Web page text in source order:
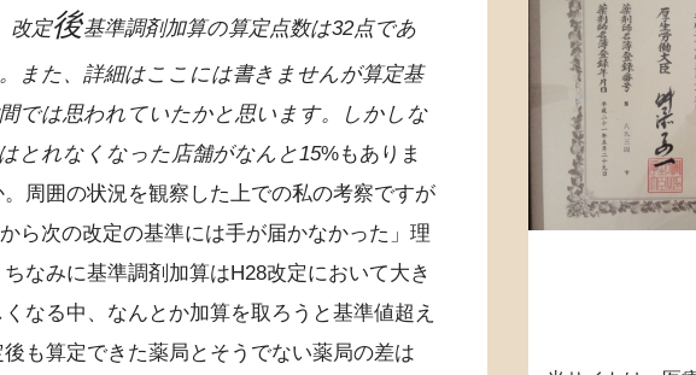
改定後基準調剤加算の算定点数は32点であ
また、詳細はここには書きませんが算定基
では思われていたかと思います。しかしな
とれなくなった店舗がなんと15%もありま
周囲の状況を観察した上での私の考察ですが
ら次の改定の基準には手が届かなかった」理
なみに基準調剤加算はH28改定において大き
なる中、なんとか加算を取ろうと基準値超え
も算定できた薬局とそうでない薬局の差は